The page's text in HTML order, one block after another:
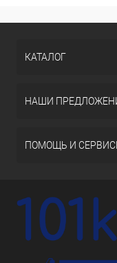
КАТАЛОГ
НАШИ
ПОМОЩЬ И